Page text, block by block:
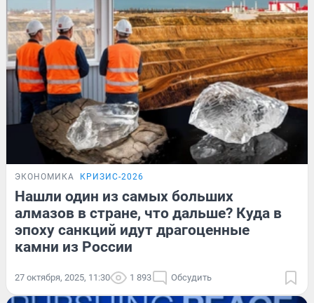
ЭКОНОМИКА КРИЗИС-2026
Нашли один из самых больших
алмазов в стране, что дальше? Куда в
эпоху санкций идут драгоценные
камни из России
27 октября, 2025, 11:30 1 893 Обсудить